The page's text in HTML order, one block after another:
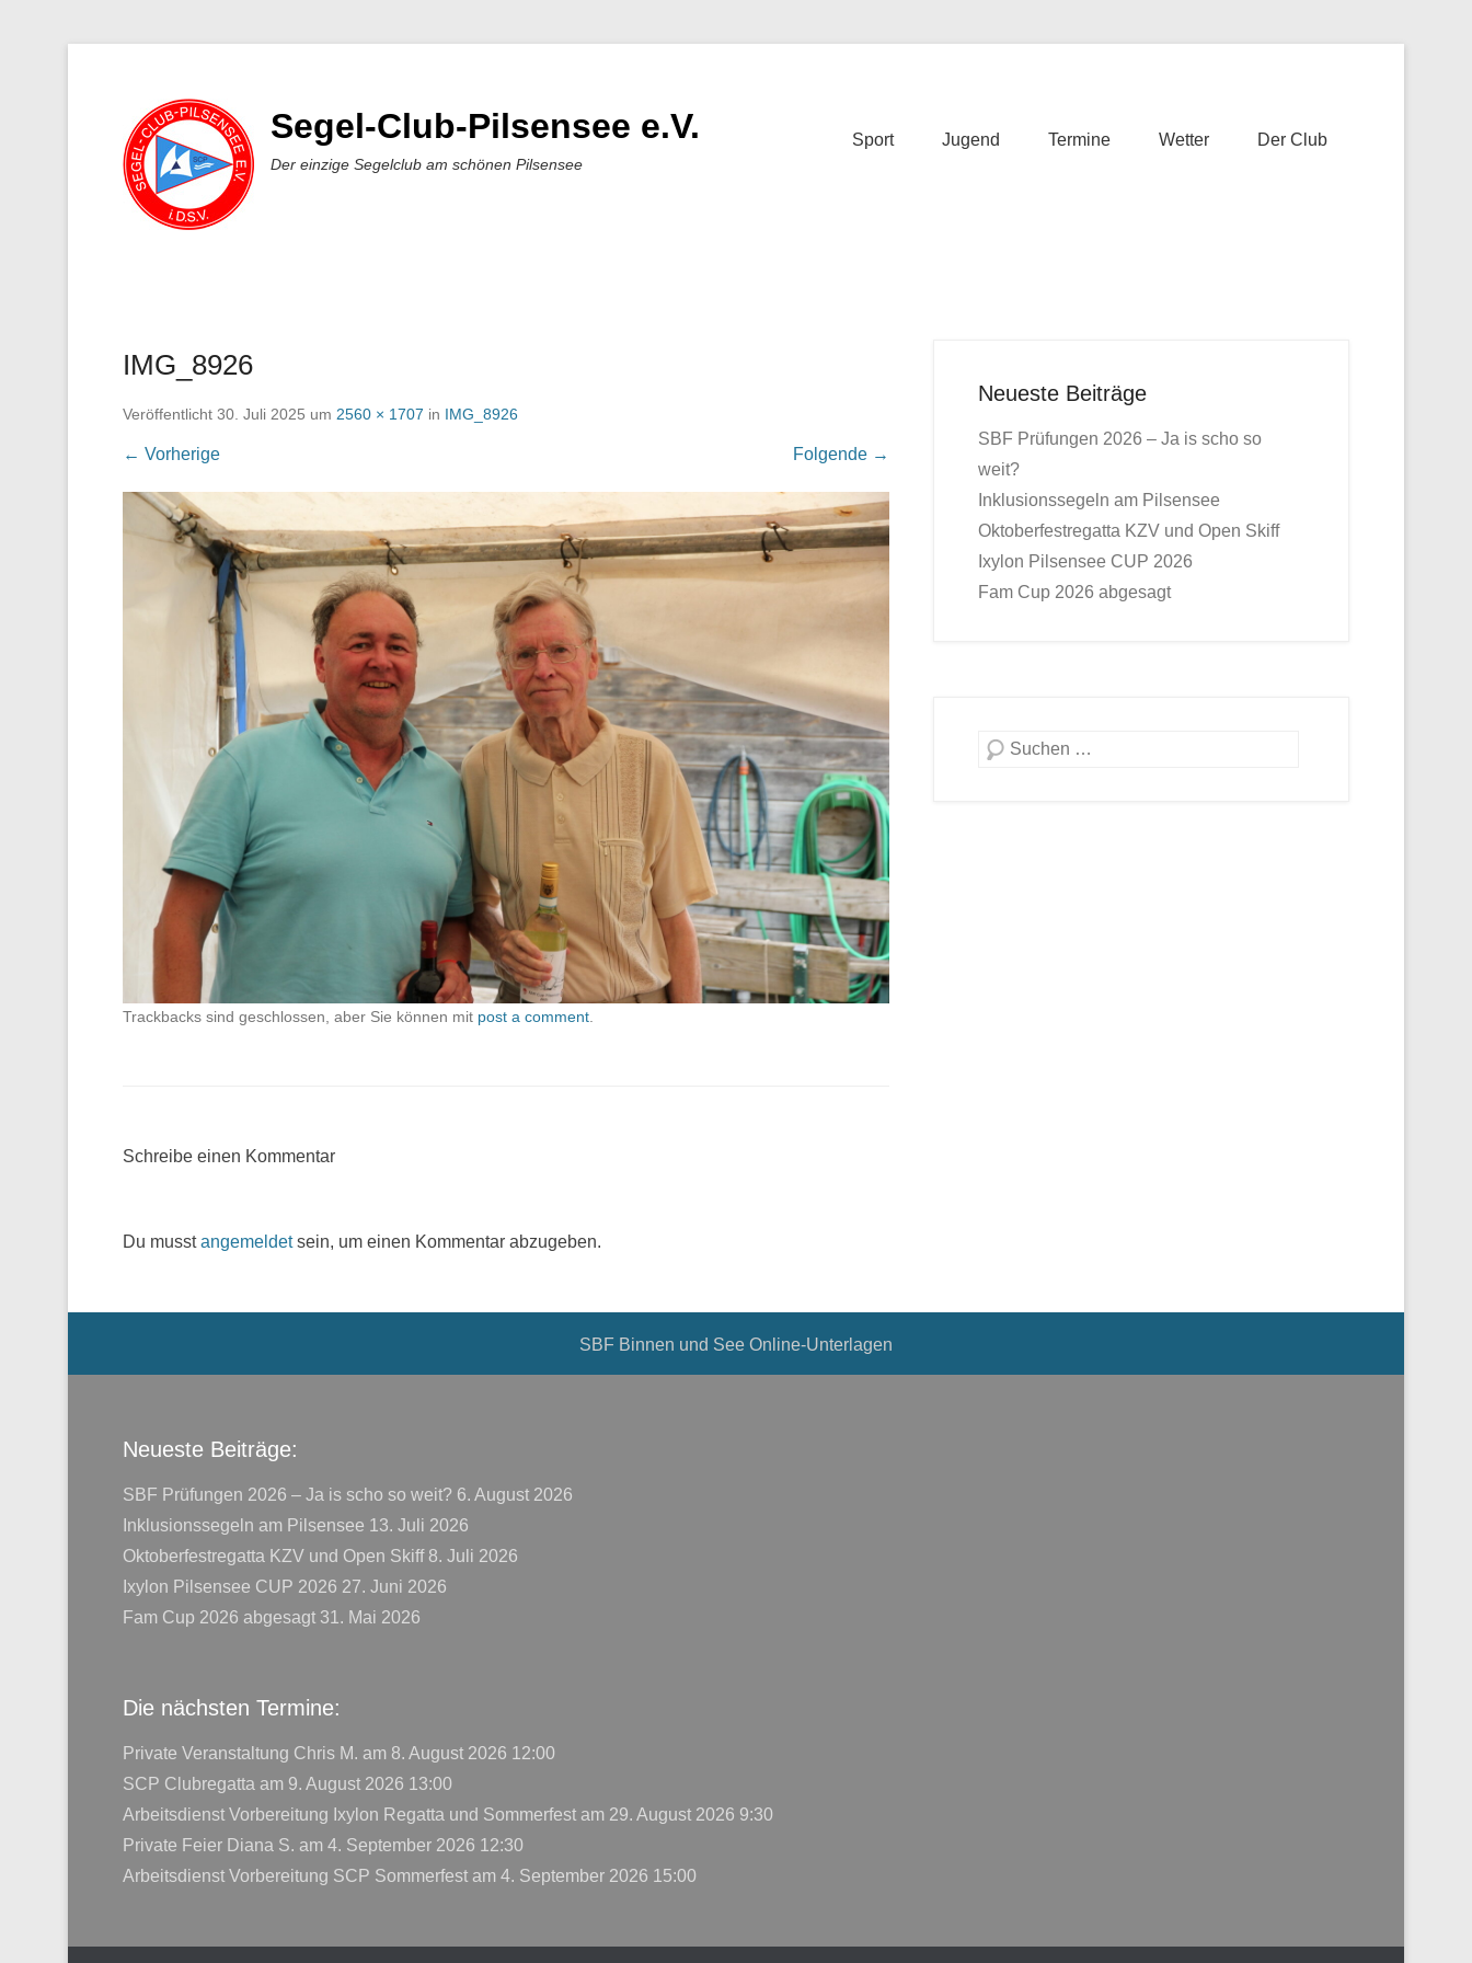
Segel-Club-Pilsensee e.V.
Der einzige Segelclub am schönen Pilsensee
Sport Jugend Termine Wetter Der Club
IMG_8926
Veröffentlicht 30. Juli 2025 um 2560 × 1707 in IMG_8926
← Vorherige Folgende →
Trackbacks sind geschlossen, aber Sie können mit post a comment
Schreibe einen Kommentar
Du musstangemeldetsein, um einen Kommentar abzugeben.
Neueste Beiträge
SBF Prüfungen 2026 – Ja is scho so
weit?
Inklusionssegeln am Pilsensee
Oktoberfestregatta KZV und Open Skiff
Ixylon Pilsensee CUP 2026
Fam Cup 2026 abgesagt
Suche
SBF Binnen und See Online-Unterlagen
Neueste Beiträge:
SBF Prüfungen 2026 – Ja is scho so weit? 6. August 2026
Inklusionssegeln am Pilsensee 13. Juli 2026
Oktoberfestregatta KZV und Open Skiff 8. Juli 2026
Ixylon Pilsensee CUP 2026 27. Juni 2026
Fam Cup 2026 abgesagt 31. Mai 2026
Die nächsten Termine:
Private Veranstaltung Chris M. am 8. August 2026 12:00
SCP Clubregatta am 9. August 2026 13:00
Arbeitsdienst Vorbereitung Ixylon Regatta und Sommerfest am 29. August 2026 9:30
Private Feier Diana S. am 4. September 2026 12:30
Arbeitsdienst Vorbereitung SCP Sommerfest am 4. September 2026 15:00